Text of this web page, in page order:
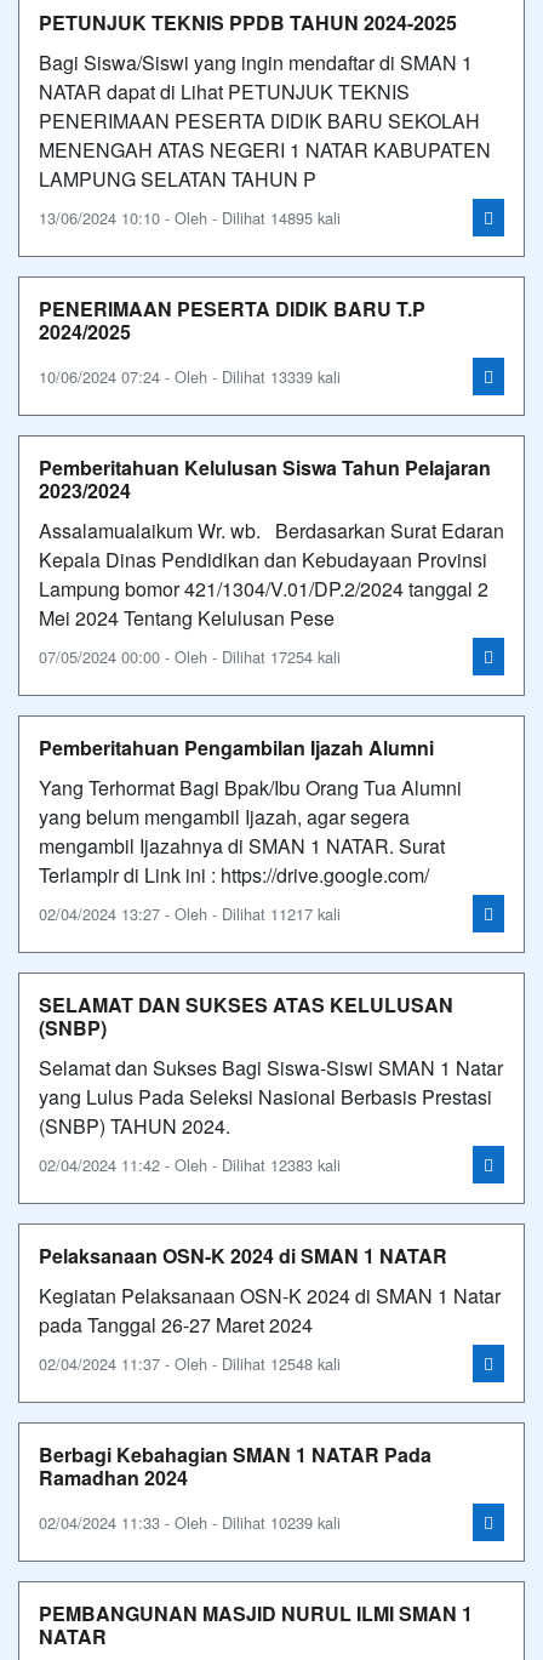
PETUNJUK TEKNIS PPDB TAHUN 2024-2025
Bagi Siswa/Siswi yang ingin mendaftar di SMAN 1
NATAR dapat di Lihat PETUNJUK TEKNIS
PENERIMAAN PESERTA DIDIK BARU SEKOLAH
MENENGAH ATAS NEGERI 1 NATAR KABUPATEN
LAMPUNG SELATAN TAHUN P
13/06/2024 10:10 - Oleh - Dilihat 14895 kali
PENERIMAAN PESERTA DIDIK BARU T.P
2024/2025
10/06/2024 07:24 - Oleh - Dilihat 13339 kali
Pemberitahuan Kelulusan Siswa Tahun Pelajaran
2023/2024
Assalamualaikum Wr. wb. Berdasarkan Surat Edaran
Kepala Dinas Pendidikan dan Kebudayaan Provinsi
Lampung bomor 421/1304/V.01/DP.2/2024 tanggal 2
Mei 2024 Tentang Kelulusan Pese
07/05/2024 00:00 - Oleh - Dilihat 17254 kali
Pemberitahuan Pengambilan Ijazah Alumni
Yang Terhormat Bagi Bpak/Ibu Orang Tua Alumni
yang belum mengambil Ijazah, agar segera
mengambil Ijazahnya di SMAN 1 NATAR. Surat
Terlampir di Link ini : https://drive.google.com/
02/04/2024 13:27 - Oleh - Dilihat 11217 kali
SELAMAT DAN SUKSES ATAS KELULUSAN
(SNBP)
Selamat dan Sukses Bagi Siswa-Siswi SMAN 1 Natar
yang Lulus Pada Seleksi Nasional Berbasis Prestasi
(SNBP) TAHUN 2024.
02/04/2024 11:42 - Oleh - Dilihat 12383 kali
Pelaksanaan OSN-K 2024 di SMAN 1 NATAR
Kegiatan Pelaksanaan OSN-K 2024 di SMAN 1 Natar
pada Tanggal 26-27 Maret 2024
02/04/2024 11:37 - Oleh - Dilihat 12548 kali
Berbagi Kebahagian SMAN 1 NATAR Pada
Ramadhan 2024
02/04/2024 11:33 - Oleh - Dilihat 10239 kali
PEMBANGUNAN MASJID NURUL ILMI SMAN 1
NATAR